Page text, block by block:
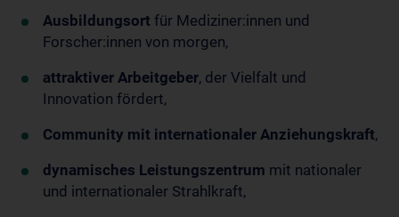
Ausbildungsort für Mediziner:innen und
Forscher:innen von morgen,
attraktiver Arbeitgeber, der Vielfalt und
Innovation fördert,
Community mit internationaler Anziehungskraft,
dynamisches Leistungszentrum mit nationaler
und internationaler Strahlkraft,